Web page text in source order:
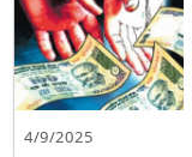
4/9/2025